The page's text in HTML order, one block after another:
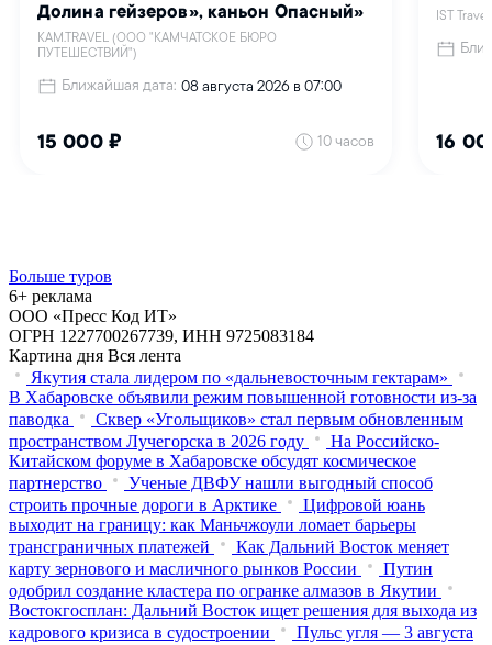
Больше туров
6+ реклама
ООО «Пресс Код ИТ»
ОГРН 1227700267739, ИНН 9725083184
Картина дня Вся лента
Якутия стала лидером по «дальневосточным гектарам»
В Хабаровске объявили режим повышенной готовности из‑за
паводка
Сквер «Угольщиков» стал первым обновленным
пространством Лучегорска в 2026 году
На Российско-
Китайском форуме в Хабаровске обсудят космическое
партнерство
Ученые ДВФУ нашли выгодный способ
строить прочные дороги в Арктике
Цифровой юань
выходит на границу: как Маньчжоули ломает барьеры
трансграничных платежей
Как Дальний Восток меняет
карту зернового и масличного рынков России
Путин
одобрил создание кластера по огранке алмазов в Якутии
Востокгосплан: Дальний Восток ищет решения для выхода из
кадрового кризиса в судостроении
Пульс угля — 3 августа